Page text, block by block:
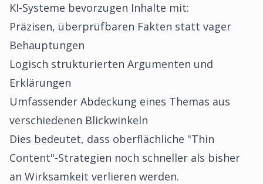
KI-Systeme bevorzugen Inhalte mit:
Präzisen, überprüfbaren Fakten statt vager
Behauptungen
Logisch strukturierten Argumenten und
Erklärungen
Umfassender Abdeckung eines Themas aus
verschiedenen Blickwinkeln
Dies bedeutet, dass oberflächliche "Thin
Content"-Strategien noch schneller als bisher
an Wirksamkeit verlieren werden.